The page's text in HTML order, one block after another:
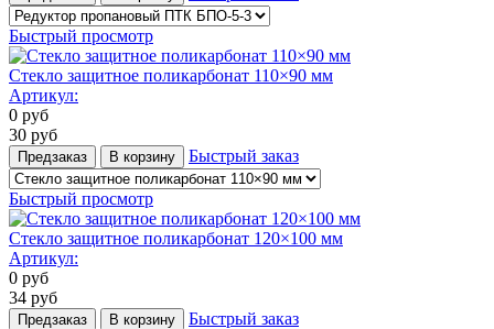
Быстрый просмотр
Стекло защитное поликарбонат 110×90 мм
Артикул:
0 руб
30 руб
Предзаказ В корзину Быстрый заказ
Быстрый просмотр
Стекло защитное поликарбонат 120×100 мм
Артикул:
0 руб
34 руб
Предзаказ В корзину Быстрый заказ